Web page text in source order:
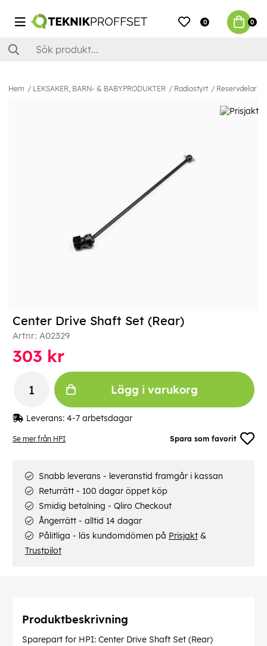
0 0
Hem LEKSAKER, BARN- & BABYPRODUKTER Radiostyrt Reservdelar &
Se mer från HPI Spara som favorit
Center Drive Shaft Set (Rear)
Artnr: A02329
303 kr
Lägg i varukorg
Leverans: 4-7 arbetsdagar
Snabb leverans - leveranstid framgår i kassan
Returrätt - 100 dagar öppet köp
Smidig betalning - Qliro Checkout
Ångerrätt - alltid 14 dagar
Pålitliga - läs kundomdömen på Prisjakt &
Trustpilot
Produktbeskrivning
Sparepart for HPI: Center Drive Shaft Set (Rear)